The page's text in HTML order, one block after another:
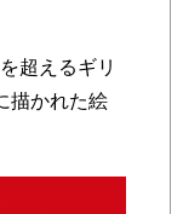
超えるギリ
描かれた絵